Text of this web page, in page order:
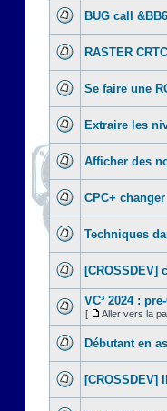
BUG call
RASTER CRTC
Se faire une
Extraire les
Afficher des
CPC+
Techniques
[CROSSDEV]
VC³ 2024 :
[ Aller vers la
Débutant en
[CROSSDEV]